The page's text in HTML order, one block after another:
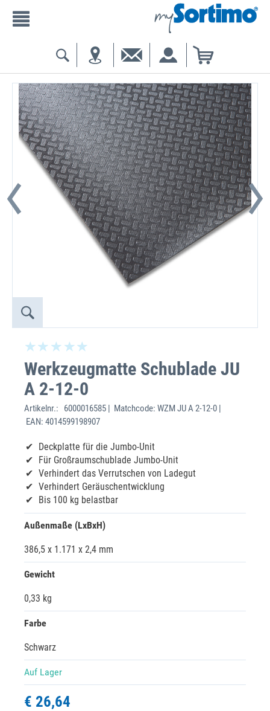
Werkzeugmatte Schublade JU
A 2-12-0
Artikelnr.:
6000016585 | Matchcode: WZM JU A 2-12-0 |
EAN: 4014599198907
Deckplatte für die Jumbo-Unit
Für Großraumschublade Jumbo-Unit
Verhindert das Verrutschen von Ladegut
Verhindert Geräuschentwicklung
Bis 100 kg belastbar
Außenmaße (LxBxH)
386,5 x 1.171 x 2,4 mm
Gewicht
0,33 kg
Farbe
Schwarz
Auf Lager
€ 26,64